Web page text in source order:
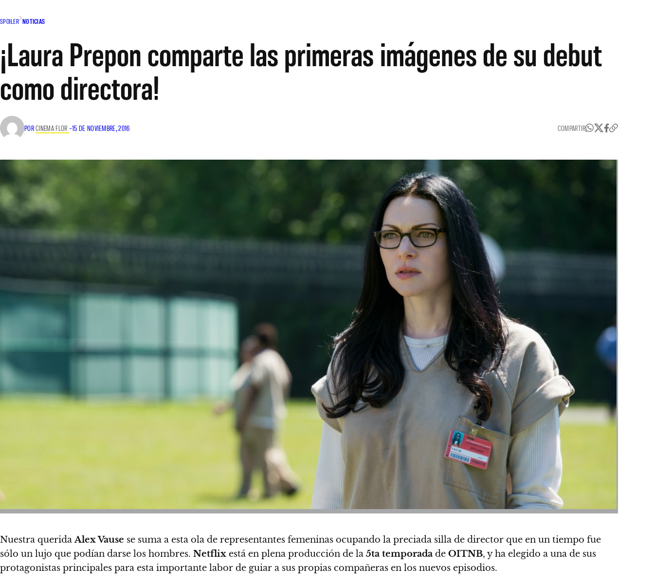
SPOILER NOTICIAS
¡Laura Prepon comparte las primeras imágenes de su debut
como directora!
PORCINEMA FLOR –15 DE NOVIEMBRE, 2016 COMPARTIR
Nuestra queridaAlex Vause se suma a esta ola de representantes femeninas ocupando la preciada silla de director que en un tiempo fue
sólo un lujo que podían darse los hombres. Netflix está en plena producción de la 5ta temporada de OITNB, y ha elegido a una de sus
protagonistas principales para esta importante labor de guiar a sus propias compañeras en los nuevos episodios.